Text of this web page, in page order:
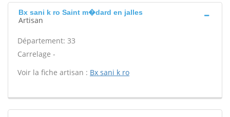
Bx sani k ro Saint m�dard en jalles
Artisan
Département: 33
Carrelage -
Voir la fiche artisan : Bx sani k ro